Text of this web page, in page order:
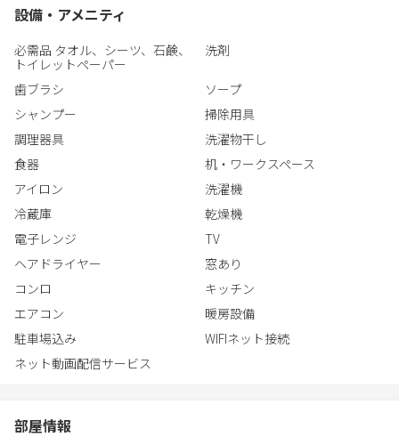
北海道が誇る観光地へ抜群の利便性。
街」へも車で約15分と、観光と休息を両立させる絶好の立地。
近隣には「イオンモール旭川西」まで徒歩8分でアクセスでき、滞
在中の買い出しにも最適。
美瑛や富良野へのドライブの拠点としても、最高のロケーショ
ン。
設備・アメニティ
必需品 タオル、シーツ、石鹸、
トイレットペーパー
洗剤
歯ブラシ
ソープ
シャンプー
掃除用具
調理器具
洗濯物干し
食器
机・ワークスペース
アイロン
洗濯機
冷蔵庫
乾燥機
電子レンジ
TV
ヘアドライヤー
窓あり
コンロ
キッチン
エアコン
暖房設備
駐車場込み
WIFIネット接続
ネット動画配信サービス
部屋情報